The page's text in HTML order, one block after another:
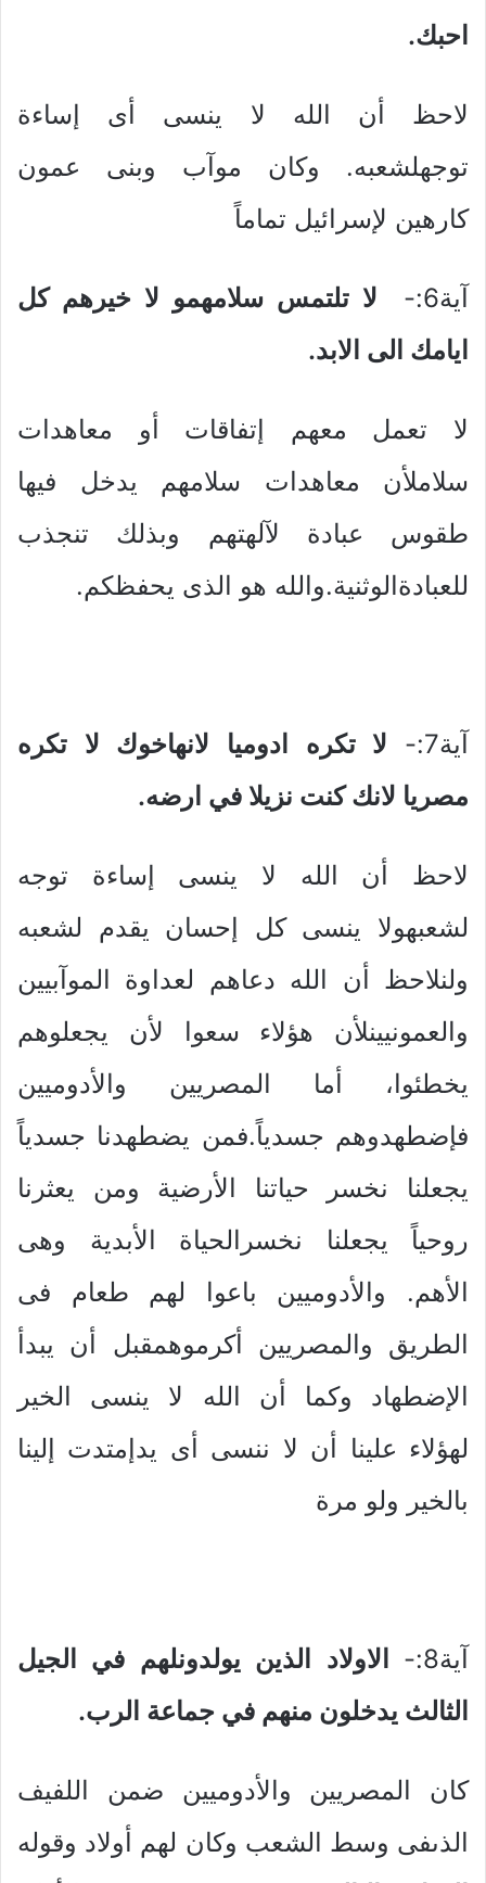
احبك.
لاحظ أن الله لا ينسى أى إساءة
توجهلشعبه. وكان موآب وبنى عمون
كارهين لإسرائيل تماماً
آية6:-
لا تلتمس سلامهمو لا خيرهم كل
ايامك الى الابد.
لا تعمل معهم إتفاقات أو معاهدات
سلاملأن معاهدات سلامهم يدخل فيها
طقوس عبادة لآلهتهم وبذلك تنجذب
للعبادةالوثنية.والله هو الذى يحفظكم.
آية7:-
لا تكره ادوميا لانهاخوك لا تكره
مصريا لانك كنت نزيلا في ارضه.
لاحظ أن الله لا ينسى إساءة توجه
لشعبهولا ينسى كل إحسان يقدم لشعبه
ولنلاحظ أن الله دعاهم لعداوة الموآبيين
والعمونيينلأن هؤلاء سعوا لأن يجعلوهم
يخطئوا، أما المصريين والأدوميين
فإضطهدوهم جسدياً.فمن يضطهدنا جسدياً
يجعلنا نخسر حياتنا الأرضية ومن يعثرنا
روحياً يجعلنا نخسرالحياة الأبدية وهى
الأهم. والأدوميين باعوا لهم طعام فى
الطريق والمصريين أكرموهمقبل أن يبدأ
الإضطهاد وكما أن الله لا ينسى الخير
لهؤلاء علينا أن لا ننسى أى يدإمتدت إلينا
بالخير ولو مرة
آية8:-
الاولاد الذين يولدونلهم في الجيل
الثالث يدخلون منهم في جماعة الرب.
كان المصريين والأدوميين ضمن اللفيف
الذىفى وسط الشعب وكان لهم أولاد وقوله